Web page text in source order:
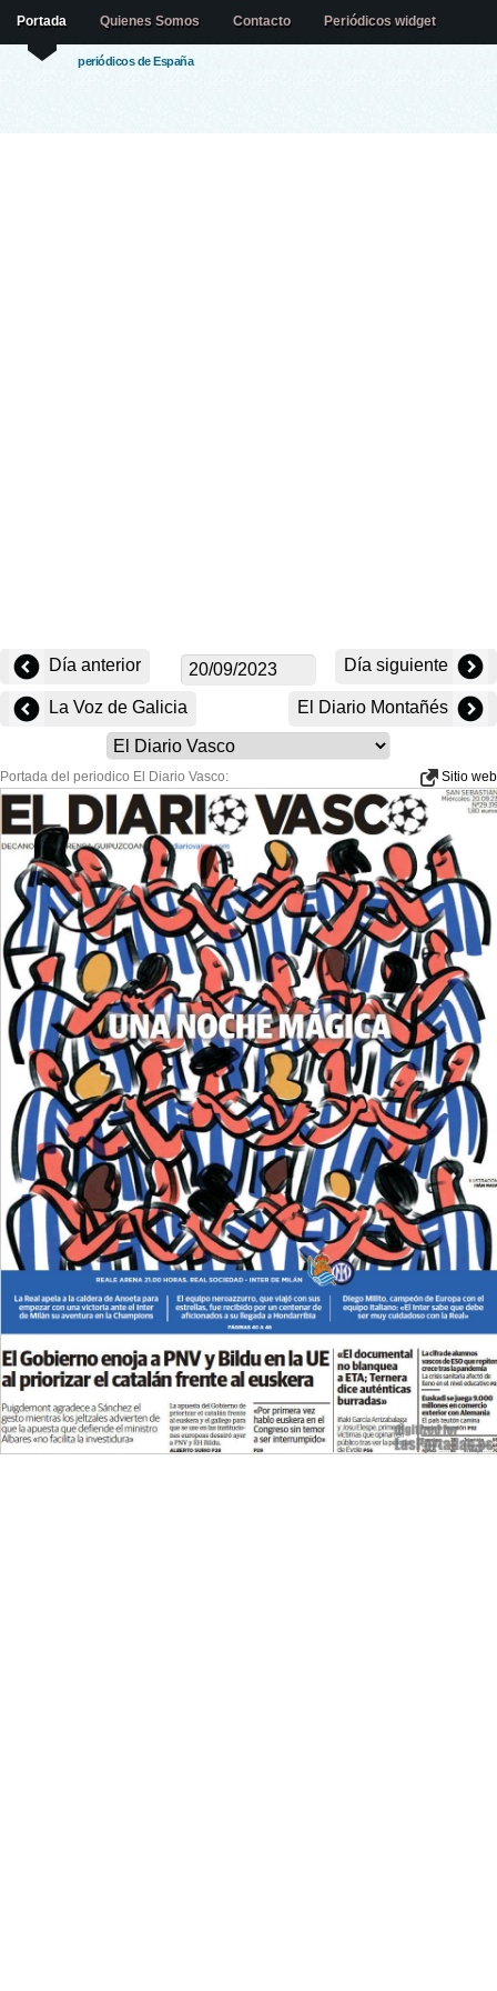
periódicos de España
Portada Quienes Somos Contacto Periódicos widget
Día anterior Día siguiente
La Voz de Galicia El Diario Montañés
Portada del periodico El Diario Vasco: Sitio web